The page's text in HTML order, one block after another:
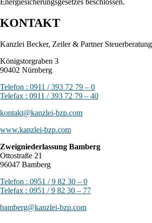
KONTAKT
Kanzlei Becker, Zeiler & Partner
Königstorgraben 3
90402 Nürnberg
Telefon : 0911 / 393 72 79 – 0
Telefax : 0911 / 393 72 79 – 40
kontakt@kanzlei-bzp.com
www.kanzlei-bzp.com
Zweigniederlassung Bamberg
Ottostraße 21
96047 Bamberg
Telefon : 0951 / 9 82 30 – 0
Telefax : 0951 / 9 82 30 – 77
bamberg@kanzlei-bzp.com